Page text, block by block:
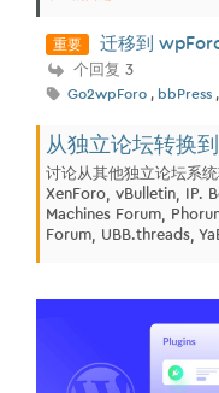
重要 迁移到
个回复 3
Go2wpForo , bbPress ,
从独立论坛转换
讨论从其他独立论坛系
XenForo, vBulletin, IP.
Machines Forum,
Forum, UBB.threads,